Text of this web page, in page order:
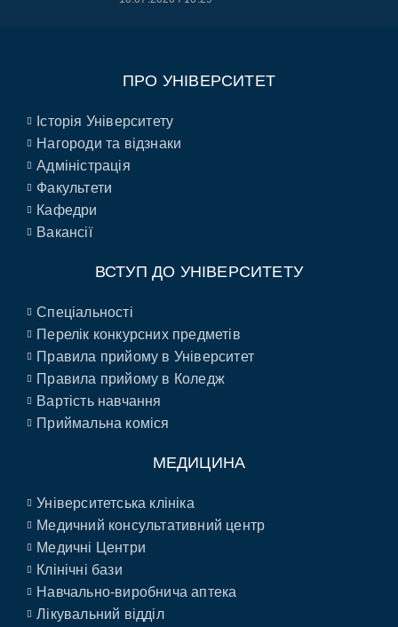
ПРО УНІВЕРСИТЕТ
Історія Університету
Нагороди та відзнаки
Адміністрація
Факультети
Кафедри
Вакансії
ВСТУП ДО УНІВЕРСИТЕТУ
Спеціальності
Перелік конкурсних предметів
Правила прийому в Університет
Правила прийому в Коледж
Вартість навчання
Приймальна коміся
МЕДИЦИНА
Університетська клініка
Медичний консультативний центр
Медичні Центри
Клінічні бази
Навчально-виробнича аптека
Лікувальний відділ